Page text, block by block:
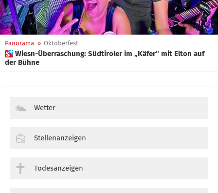
Panorama » Oktoberfest
 Wiesn-Überraschung: Südtiroler im „Käfer“ mit Elton auf
der Bühne
Wetter
Stellenanzeigen
Todesanzeigen